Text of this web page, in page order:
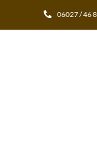
06027 / 46